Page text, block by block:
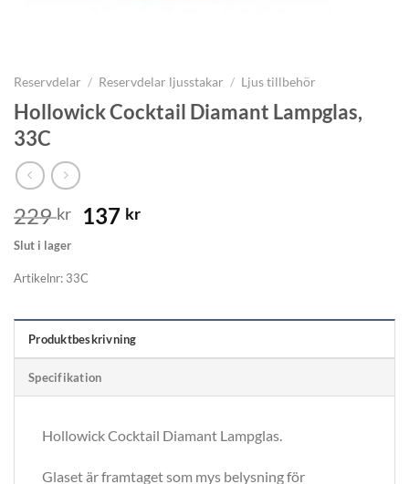
Reservdelar / Reservdelar ljusstakar / Ljus tillbehör
Hollowick Cocktail Diamant Lampglas,
33C
229kr
Det
var:
137 krDet
Slut i lager
Artikelnr: 33C
Produktbeskrivning
Specifikation
Hollowick Cocktail Diamant Lampglas.
Glaset är framtaget som mys belysning för